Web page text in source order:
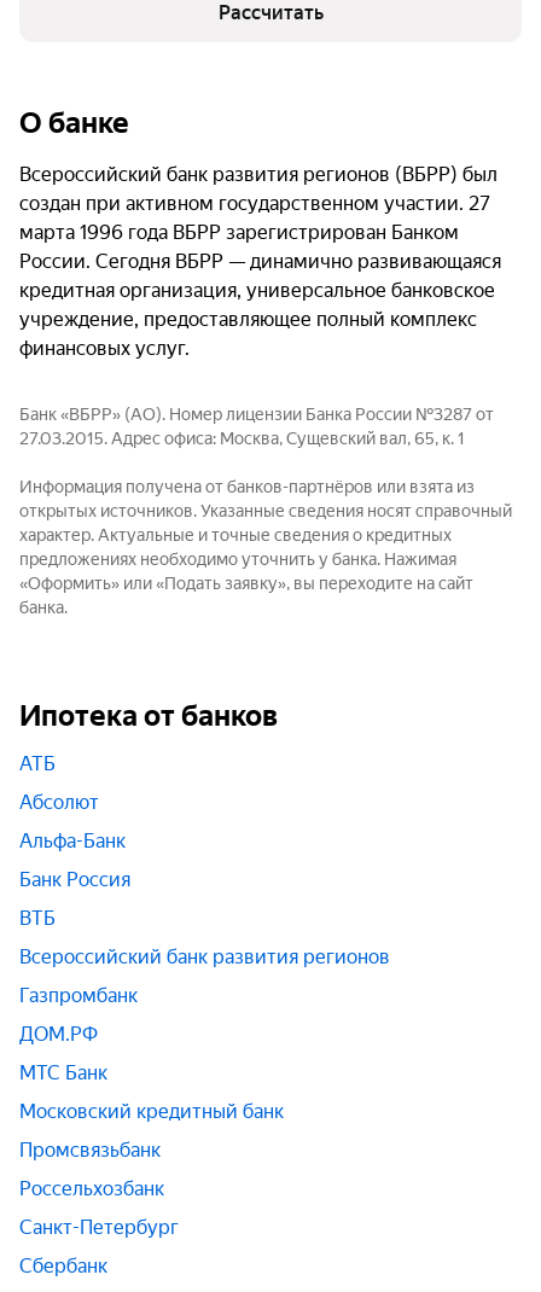
Рассчитать
О банке
Всероссийский банк развития регионов (ВБРР) был
создан при активном государственном участии. 27
марта 1996 года ВБРР зарегистрирован Банком
России. Сегодня ВБРР — динамично развивающаяся
кредитная организация, универсальное банковское
учреждение, предоставляющее полный комплекс
финансовых услуг.
Банк «ВБРР» (АО). Номер лицензии Банка России №3287 от
27.03.2015. Адрес офиса: Москва, Сущевский вал, 65, к. 1
Информация получена от банков-партнёров или взята из
открытых источников. Указанные сведения носят справочный
характер. Актуальные и точные сведения о кредитных
предложениях необходимо уточнить у банка. Нажимая
«Оформить» или «Подать заявку», вы переходите на сайт
банка.
Ипотека от банков
АТБ
Абсолют
Альфа-Банк
Банк Россия
ВТБ
Всероссийский банк развития регионов
Газпромбанк
ДОМ.РФ
МТС Банк
Московский кредитный банк
Промсвязьбанк
Россельхозбанк
Санкт-Петербург
Сбербанк